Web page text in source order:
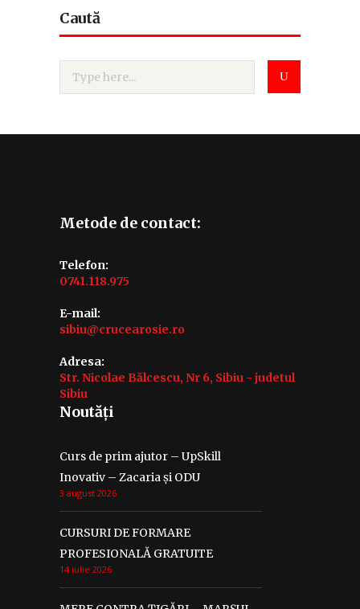
Caută
Metode de contact:
Telefon:
0741.118.975
E-mail:
sibiu@crucearosie.ro
Adresa:
Str. Nicolae Bălcescu, Nr 6, Sibiu - judetul
Sibiu
Noutăți
Curs de prim ajutor – UpSkill
Inovativ – Zacaria și ODU
3 august 2026
CURSURI DE FORMARE
PROFESIONALĂ GRATUITE
14 iulie 2026